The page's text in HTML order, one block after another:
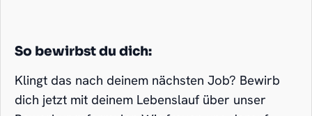
So bewirbst du dich:
Klingt das nach deinem nächsten Job? Bewirb
dich jetzt mit deinem Lebenslauf über unser